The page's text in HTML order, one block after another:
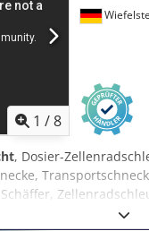
1 /8
, Dosier-
kW -Drehzahl: 1380